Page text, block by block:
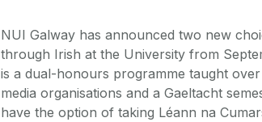
NUI Galway has announced two new
through Irish at the University from
is a dual-honours programme taught
media organisations and a Gaeltacht
have the option of taking Léann na